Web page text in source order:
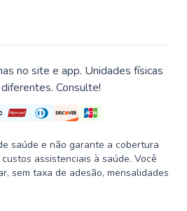
no site e app. Unidades físicas
Consulte!
saúde e não garante a cobertura
assistenciais à saúde. Você
sem taxa de adesão, mensalidades